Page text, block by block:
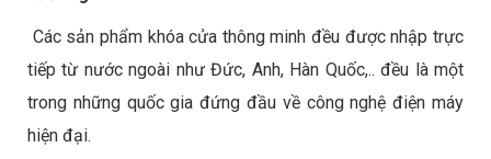
Các sản phẩm khóa cửa thông minh đều được nhập trực
tiếp từ nước ngoài như Đức, Anh, Hàn Quốc,.. đều là một
trong những quốc gia đứng đầu về công nghệ điện máy
hiện đại.